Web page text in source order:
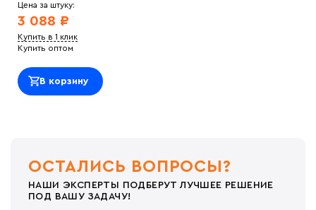
Цена за штуку:
3 088 ₽
Купить в 1 клик
Купить оптом
В корзину
ОСТАЛИСЬ ВОПРОСЫ?
НАШИ ЭКСПЕРТЫ ПОДБЕРУТ ЛУЧШЕЕ РЕШЕНИЕ
ПОД ВАШУ ЗАДАЧУ!